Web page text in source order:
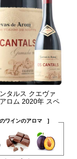
タルス クエヴァ
ロム 2020年 スペ
ワインのアロマ ]